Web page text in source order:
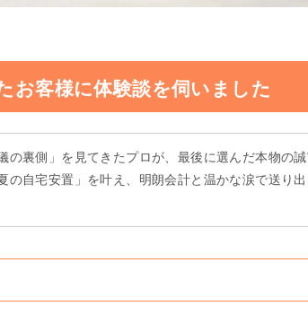
お客様に体験談を伺いました
の裏側」を見てきたプロが、最後に選んだ本物の誠
の自宅安置」を叶え、明朗会計と温かな涙で送り